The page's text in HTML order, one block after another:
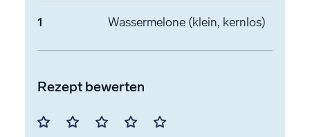
1 Wassermelone (klein, kernlos)
Rezept bewerten
Mit Mit Mit Mit Mit